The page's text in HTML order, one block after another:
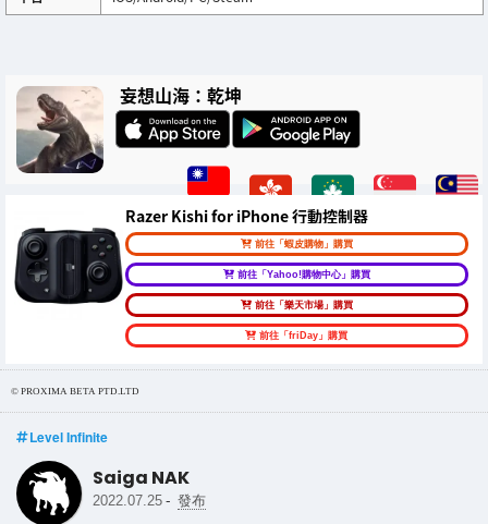
妄想山海：乾坤
Razer Kishi for iPhone 行動控制器
前往「蝦皮購物」購買
前往「Yahoo!購物中心」購買
前往「樂天市場」購買
前往「friDay」購買
© PROXIMA BETA PTD.LTD
Level Infinite
Saiga NAK
2022.07.25 - 發布